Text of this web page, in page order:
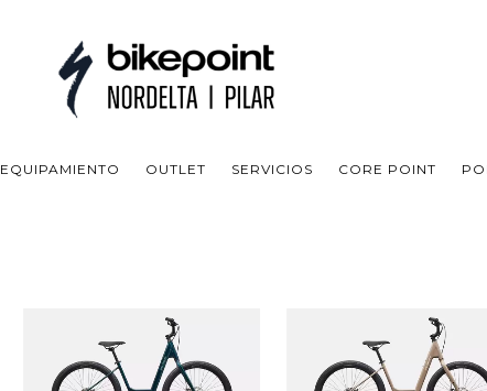
EQUIPAMIENTO OUTLET SERVICIOS CORE POINT